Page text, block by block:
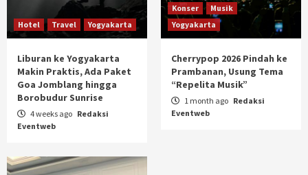
Hotel Travel Yogyakarta
Liburan ke Yogyakarta
Makin Praktis, Ada Paket
Goa Jomblang hingga
Borobudur Sunrise
4 weeks ago Redaksi
Eventweb
Konser
Musik
Yogyakarta
Cherrypop 2026 Pindah ke
Prambanan, Usung Tema
“Repelita Musik”
1 month ago Redaksi
Eventweb